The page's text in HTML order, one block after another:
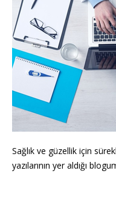
Sağlık ve güzellik için
yazılarının yer aldığı